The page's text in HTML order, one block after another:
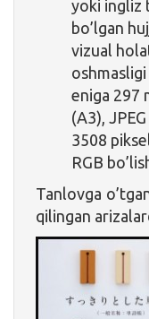
yoki ingliz
bo’lgan
vizual
oshmasligi
eniga 297
(A3),
3508
RGB
Tanlovga
qilingan